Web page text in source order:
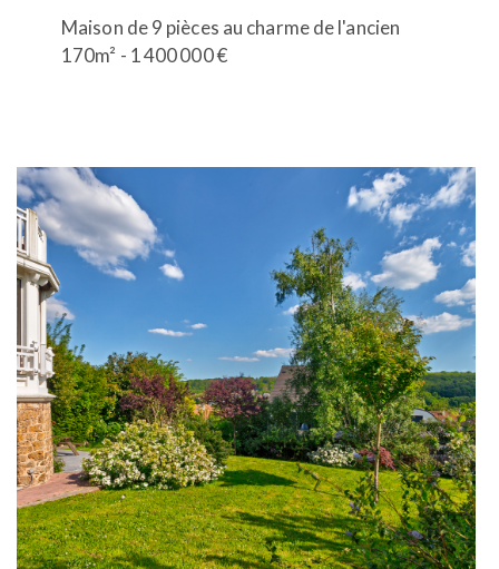
Maison de 9 pièces au charme de l'ancien
170m² - 1 400 000 €